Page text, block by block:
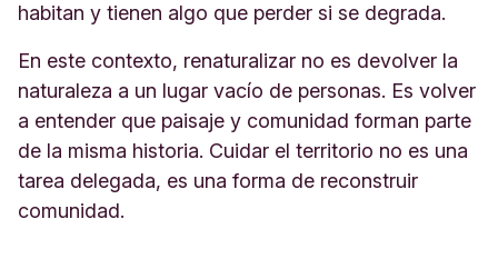
habitan y tienen algo que perder si se degrada.
En este contexto, renaturalizar no es devolver la
naturaleza a un lugar vacío de personas. Es volver
a entender que paisaje y comunidad forman parte
de la misma historia. Cuidar el territorio no es una
tarea delegada, es una forma de reconstruir
comunidad.